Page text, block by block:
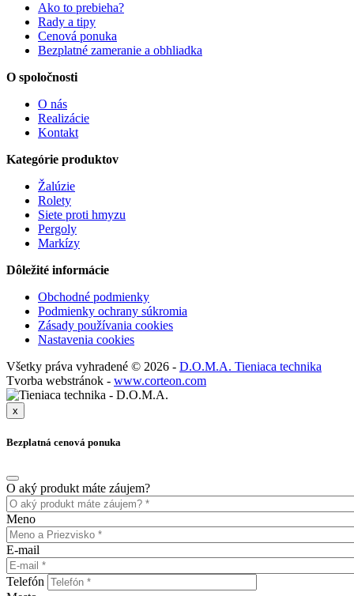
Ako to prebieha?
Rady a tipy
Cenová ponuka
Bezplatné zameranie a obhliadka
O spoločnosti
O nás
Realizácie
Kontakt
Kategórie produktov
Žalúzie
Rolety
Siete proti hmyzu
Pergoly
Markízy
Dôležité informácie
Obchodné podmienky
Podmienky ochrany súkromia
Zásady používania cookies
Nastavenia cookies
Všetky práva vyhradené © 2026 - D.O.M.A. Tieniaca technika
Tvorba webstránok - www.corteon.com
x
Bezplatná cenová ponuka
O aký produkt máte záujem?
Meno
E-mail
Telefón